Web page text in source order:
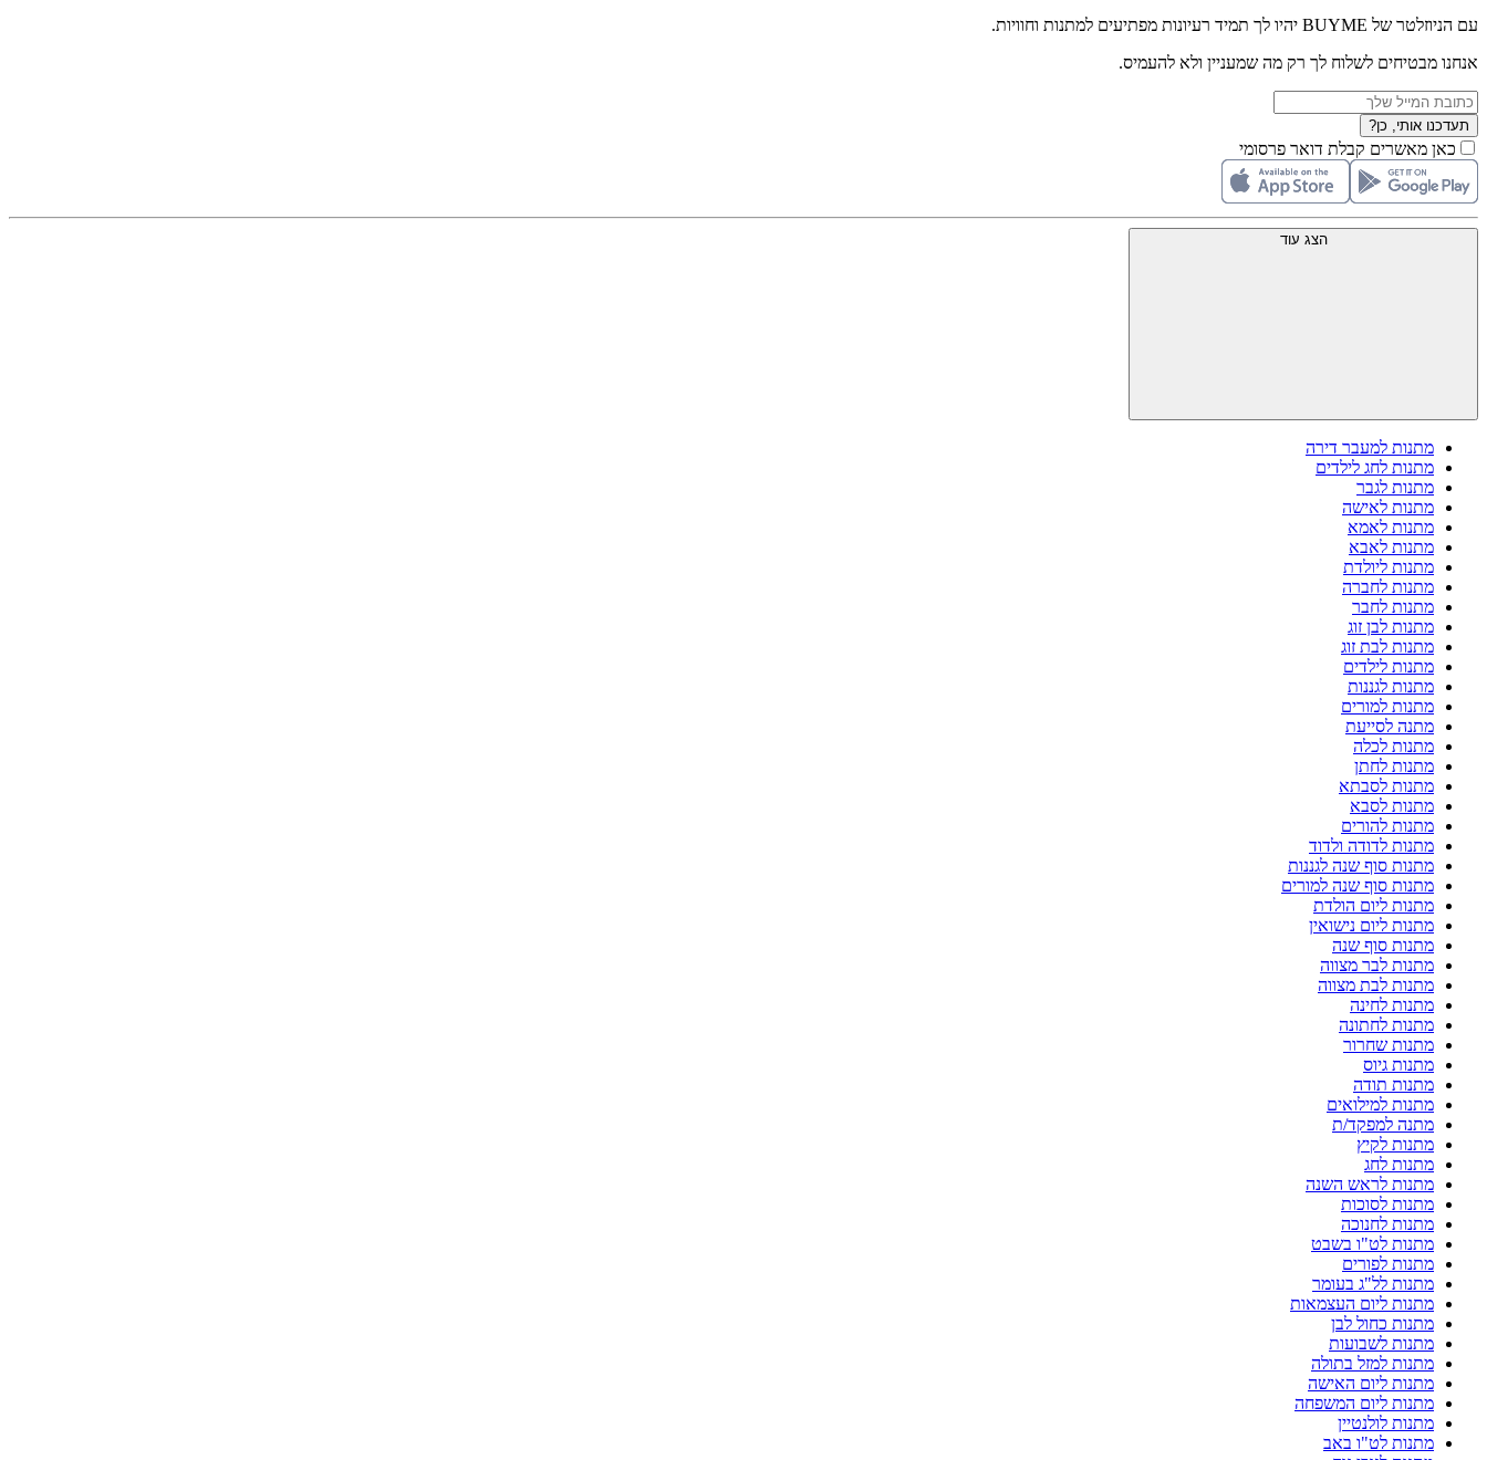
עם הניוזלטר של BUYME יהיו לך תמיד רעיונות מפתיעים למתנות וחוויות.
אנחנו מבטיחים לשלוח לך רק מה שמעניין ולא להעמיס.
תעדכנו אותי, כן?
כאן מאשרים קבלת דואר פרסומי
הצג עוד
מתנות למעבר דירה
מתנות לחג לילדים
מתנות לגבר
מתנות לאישה
מתנות לאמא
מתנות לאבא
מתנות ליולדת
מתנות לחברה
מתנות לחבר
מתנות לבן זוג
מתנות לבת זוג
מתנות לילדים
מתנות לגננות
מתנות למורים
מתנה לסייעת
מתנות לכלה
מתנות לחתן
מתנות לסבתא
מתנות לסבא
מתנות להורים
מתנות לדודה ולדוד
מתנות סוף שנה לגננות
מתנות סוף שנה למורים
מתנות ליום הולדת
מתנות ליום נישואין
מתנות סוף שנה
מתנות לבר מצווה
מתנות לבת מצווה
מתנות לחינה
מתנות לחתונה
מתנות שחרור
מתנות גיוס
מתנות תודה
מתנות למילואים
מתנה למפקד/ת
מתנות לקיץ
מתנות לחג
מתנות לראש השנה
מתנות לסוכות
מתנות לחנוכה
מתנות לט"ו בשבט
מתנות לפורים
מתנות לל"ג בעומר
מתנות ליום העצמאות
מתנות כחול לבן
מתנות לשבועות
מתנות למזל בתולה
מתנות ליום האישה
מתנות ליום המשפחה
מתנות לולנטיין
מתנות לט"ו באב